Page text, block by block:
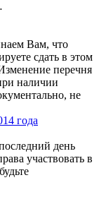
Вам, что
сдать в этом
перечня
наличии
не
года
день
участвовать в